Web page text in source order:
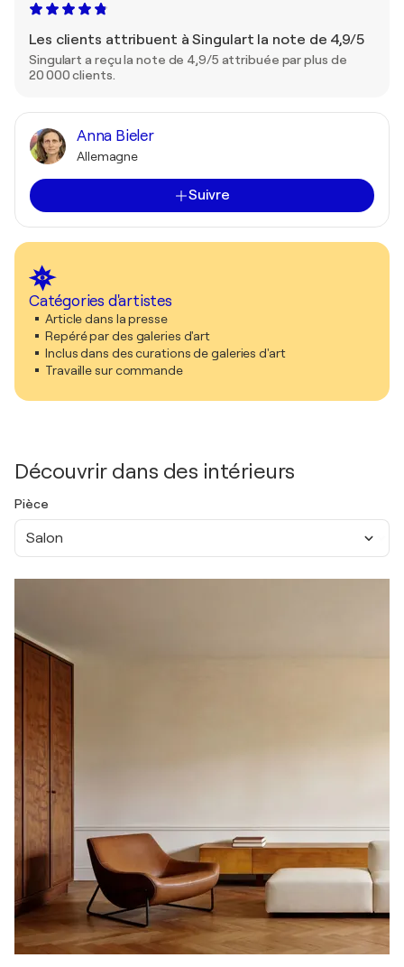
Les clients attribuent à Singulart la note de 4,9/5
Singulart a reçu la note de 4,9/5 attribuée par plus de
20 000 clients.
Anna Bieler
Allemagne
Suivre
Catégories d'artistes
Article dans la presse
Repéré par des galeries d'art
Inclus dans des curations de galeries d'art
Travaille sur commande
Découvrir dans des intérieurs
Pièce
Salon